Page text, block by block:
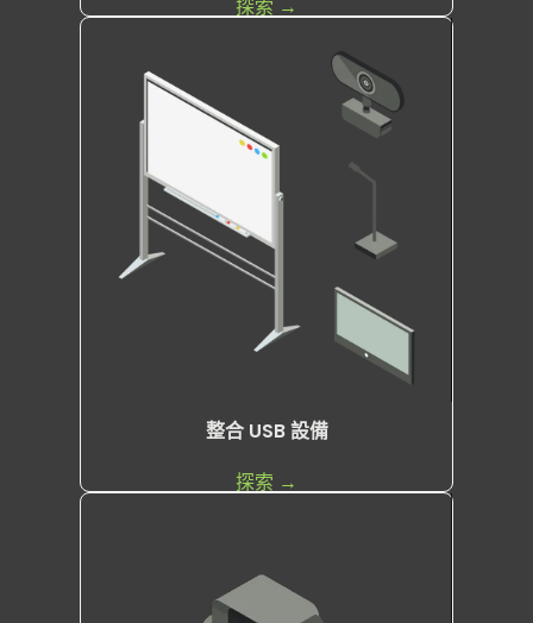
探索 →
整合 USB 設備
探索 →